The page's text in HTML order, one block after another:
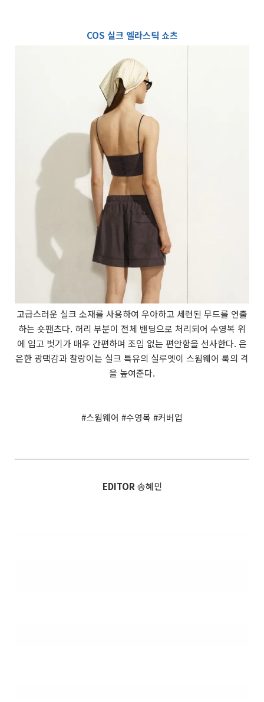
COS 실크 엘라스틱 쇼츠
고급스러운 실크 소재를 사용하여 우아하고 세련된 무드를 연출
하는 숏팬츠다. 허리 부분이 전체 밴딩으로 처리되어 수영복 위
에 입고 벗기가 매우 간편하며 조임 없는 편안함을 선사한다. 은
은한 광택감과 찰랑이는 실크 특유의 실루엣이 스윔웨어 룩의 격
을 높여준다.
#스윔웨어 #수영복 #커버업
EDITOR 송혜민